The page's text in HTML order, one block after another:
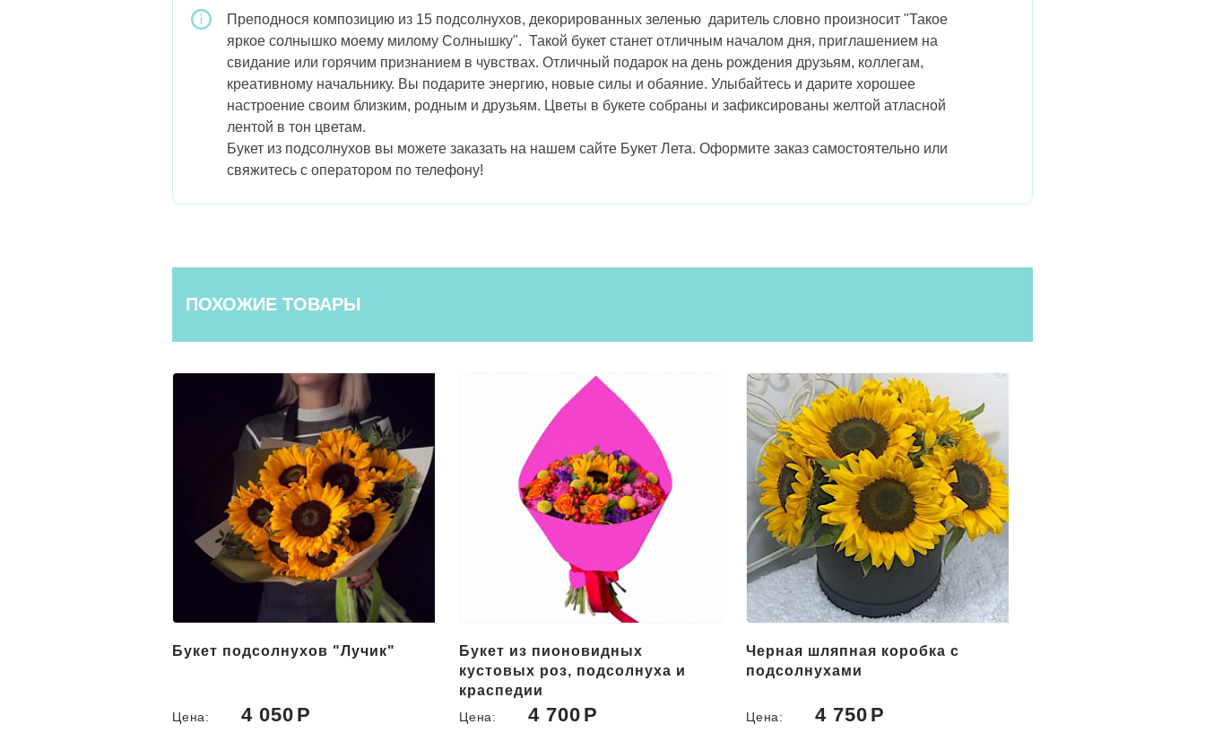
Преподнося композицию из 15 подсолнухов, декорированных зеленью даритель словно произносит "Такое
яркое солнышко моему милому Солнышку". Такой букет станет отличным началом дня, приглашением на
свидание или горячим признанием в чувствах. Отличный подарок на день рождения друзьям, коллегам,
креативному начальнику. Вы подарите энергию, новые силы и обаяние. Улыбайтесь и дарите хорошее
настроение своим близким, родным и друзьям. Цветы в букете собраны и зафиксированы желтой атласной
лентой в тон цветам.
Букет из подсолнухов вы можете заказать на нашем сайте Букет Лета. Оформите заказ самостоятельно или
свяжитесь с оператором по телефону!
ПОХОЖИЕ ТОВАРЫ
Букет подсолнухов "Лучик"
Цена: 4 050
Букет из пионовидных
кустовых роз, подсолнуха и
краспедии
Цена: 4 700
Черная шляпная коробка с
подсолнухами
Цена: 4 750